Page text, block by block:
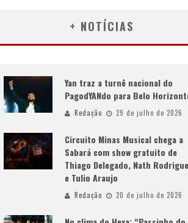
+ NOTÍCIAS
Yan traz a turnê nacional do
PagodYANdo para Belo
Redação 29 de julho de 2026
Circuito Minas Musical chega a
Sabará com show gratuito de
Thiago Delegado, Nath
e Tulio Araujo
Redação 20 de julho de 2026